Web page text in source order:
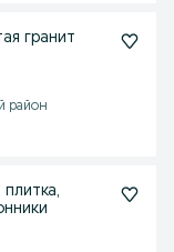
гранит
район